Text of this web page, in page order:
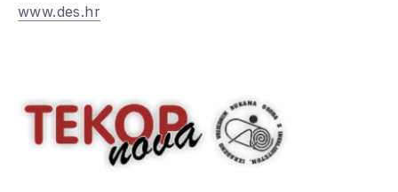
www.des.hr